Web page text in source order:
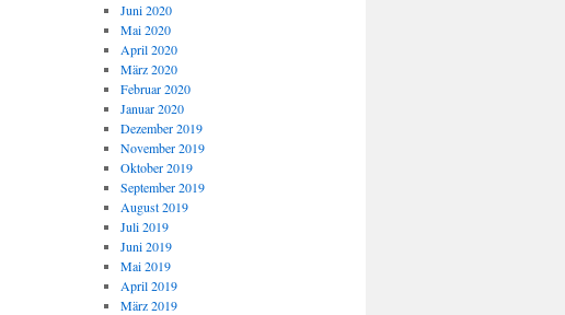
Juni 2020
Mai 2020
April 2020
März 2020
Februar 2020
Januar 2020
Dezember 2019
November 2019
Oktober 2019
September 2019
August 2019
Juli 2019
Juni 2019
Mai 2019
April 2019
März 2019